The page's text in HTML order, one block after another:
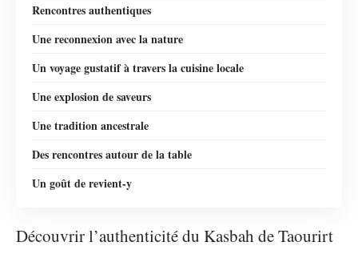
Rencontres authentiques
Une reconnexion avec la nature
Un voyage gustatif à travers la cuisine locale
Une explosion de saveurs
Une tradition ancestrale
Des rencontres autour de la table
Un goût de revient-y
Découvrir l’authenticité du Kasbah de Taourirt